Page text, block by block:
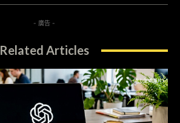
- 廣告 -
Related Articles